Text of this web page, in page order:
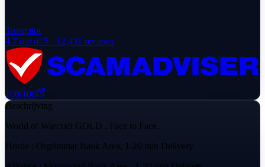
Trustpilot
4.7 out of 5 · 12,431 reviews
100/100
Beschrijving
World of Warcraft GOLD , Face to Face.
Horde : Orgrimmar Bank Area, 1-20 min Delivery